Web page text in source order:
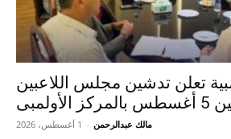
تعلن تدشين مجلس اللاعبين
مالك عبدالرحمن - 1 أغسطس، 2026